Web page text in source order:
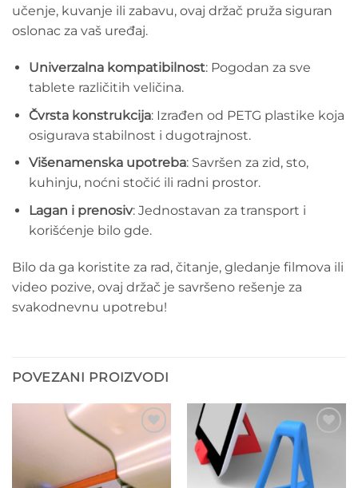
učenje, kuvanje ili zabavu, ovaj držač pruža siguran
oslonac za vaš uređaj.
Univerzalna kompatibilnost: Pogodan za sve
tablete različitih veličina.
Čvrsta konstrukcija: Izrađen od PETG plastike koja
osigurava stabilnost i dugotrajnost.
Višenamenska upotreba: Savršen za zid, sto,
kuhinju, noćni stočić ili radni prostor.
Lagan i prenosiv: Jednostavan za transport i
korišćenje bilo gde.
Bilo da ga koristite za rad, čitanje, gledanje filmova ili
video pozive, ovaj držač je savršeno rešenje za
svakodnevnu upotrebu!
POVEZANI PROIZVODI
Add to
wishlist
Add to
wishlist